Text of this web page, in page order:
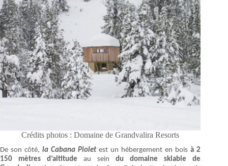
Crédits photos : Domaine de Grandvalira Resorts
De son côté,la Cabana Pioletest un hébergement en boisà 2
150 mètres d’altitudeau seindu domaine skiable de